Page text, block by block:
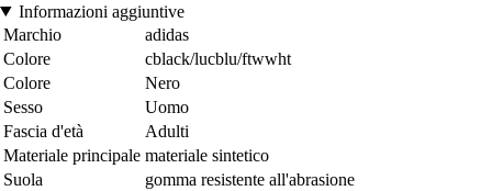
Informazioni aggiuntive
Marchio
adidas
Colore
cblack/lucblu/ftwwht
Colore
Nero
Sesso
Uomo
Fascia d'età
Adulti
Materiale principale materiale sintetico
Suola
gomma resistente all'abrasione